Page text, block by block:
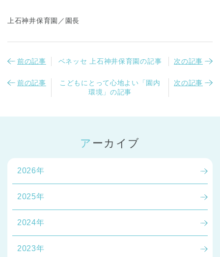
兵庫県 兵庫県 全域
上石神井保育園／園長
前の記事 ベネッセ 上石神井保育園の記事 次の記事
前の記事
こどもにとって心地よい「園内
環境」の記事
次の記事
アーカイブ
2026年
2025年
2024年
2023年